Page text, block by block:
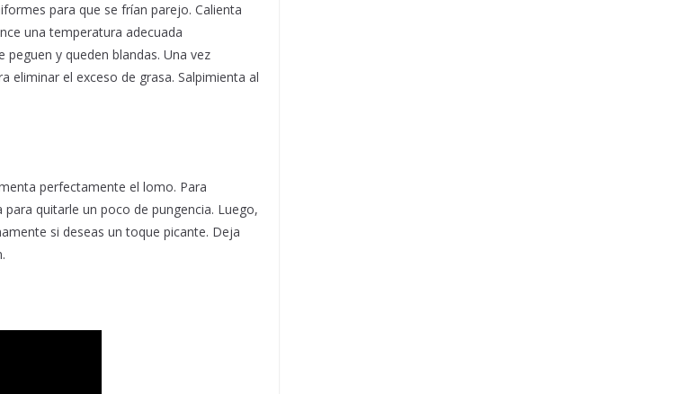
para que se frían parejo. Calienta
una temperatura adecuada
y queden blandas. Una vez
eliminar el exceso de grasa. Salpimienta al
perfectamente el lomo. Para
quitarle un poco de pungencia. Luego,
si deseas un toque picante. Deja